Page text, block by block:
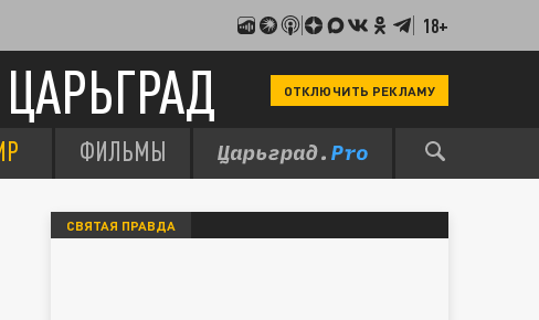
18+
ЦАРЬГРАД ОТКЛЮЧИТЬ РЕКЛАМУ
ФИЛЬМЫ
СВЯТАЯ ПРАВДА